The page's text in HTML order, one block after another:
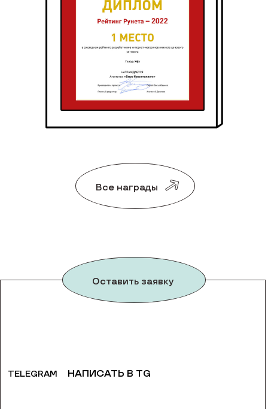
Все награды
Оставить заявку
TELEGRAM НАПИСАТЬ В TG